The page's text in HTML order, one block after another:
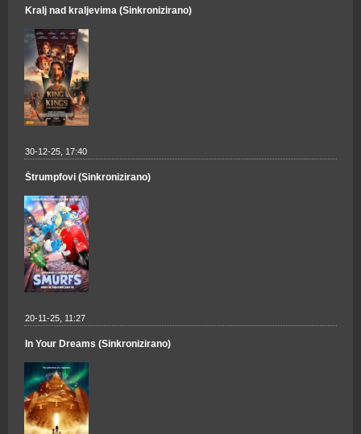
Kralj nad kraljevima (Sinkronizirano)
30-12-25, 17:40
Štrumpfovi (Sinkronizirano)
20-11-25, 11:27
In Your Dreams (Sinkronizirano)